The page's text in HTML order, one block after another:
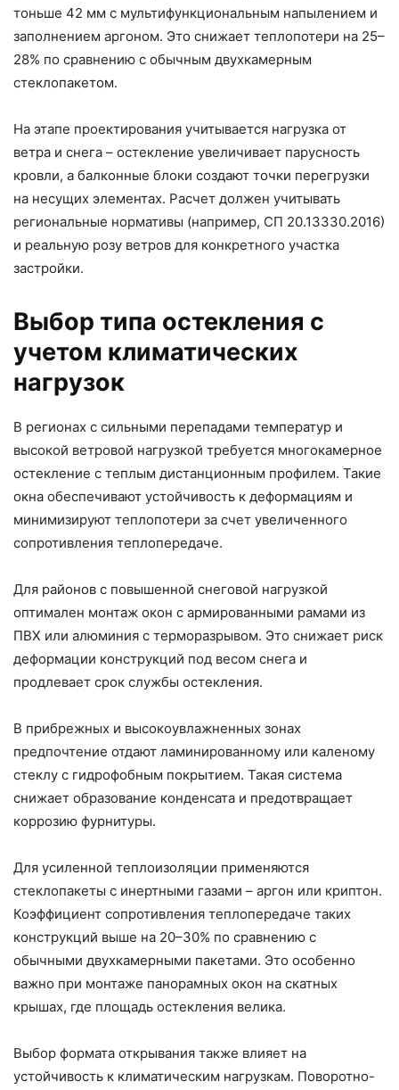
тоньше 42 мм с мультифункциональным напылением и
заполнением аргоном. Это снижает теплопотери на 25–
28% по сравнению с обычным двухкамерным
стеклопакетом.
На этапе проектирования учитывается нагрузка от
ветра и снега – остекление увеличивает парусность
кровли, а балконные блоки создают точки перегрузки
на несущих элементах. Расчет должен учитывать
региональные нормативы (например, СП 20.13330.2016)
и реальную розу ветров для конкретного участка
застройки.
Выбор типа остекления с
учетом климатических
нагрузок
В регионах с сильными перепадами температур и
высокой ветровой нагрузкой требуется многокамерное
остекление с теплым дистанционным профилем. Такие
окна обеспечивают устойчивость к деформациям и
минимизируют теплопотери за счет увеличенного
сопротивления теплопередаче.
Для районов с повышенной снеговой нагрузкой
оптимален монтаж окон с армированными рамами из
ПВХ или алюминия с терморазрывом. Это снижает риск
деформации конструкций под весом снега и
продлевает срок службы остекления.
В прибрежных и высокоувлажненных зонах
предпочтение отдают ламинированному или каленому
стеклу с гидрофобным покрытием. Такая система
снижает образование конденсата и предотвращает
коррозию фурнитуры.
Для усиленной теплоизоляции применяются
стеклопакеты с инертными газами – аргон или криптон.
Коэффициент сопротивления теплопередаче таких
конструкций выше на 20–30% по сравнению с
обычными двухкамерными пакетами. Это особенно
важно при монтаже панорамных окон на скатных
крышах, где площадь остекления велика.
Выбор формата открывания также влияет на
устойчивость к климатическим нагрузкам. Поворотно-